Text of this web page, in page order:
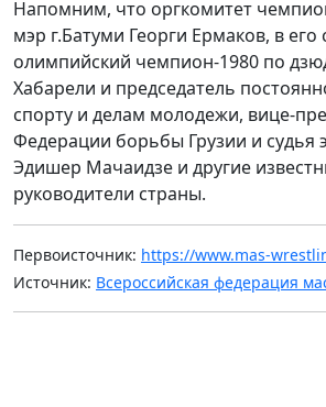
Напомним, что оргкомитет
мэр г.Батуми Георги Ермаков, в его
олимпийский чемпион-1980 по
Хабарели и председатель
спорту и делам молодежи, вице-
Федерации борьбы Грузии и судья
Эдишер Мачаидзе и другие
руководители страны.
Первоисточник: https://www.mas-
Источник: Всероссийская федерация